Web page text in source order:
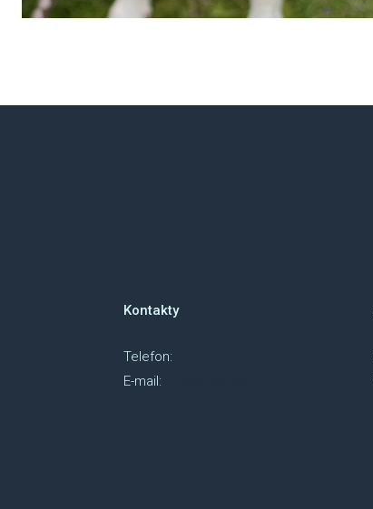
Kontakty
Telefon:
E-mail: